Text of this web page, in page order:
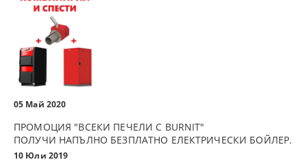
05 Май 2020
ПРОМОЦИЯ "ВСЕКИ ПЕЧЕЛИ С BURNIT"
ПОЛУЧИ НАПЪЛНО БЕЗПЛАТНО ЕЛЕКТРИЧЕСКИ БОЙЛЕР.
10 Юли 2019